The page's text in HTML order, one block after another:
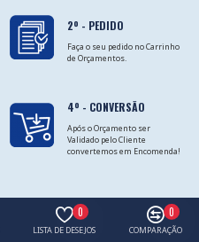
2º - PEDIDO
Faça o seu pedido no Carrinho
de Orçamentos.
4º - CONVERSÃO
Após o Orçamento ser
Validado pelo Cliente
convertemos em Encomenda!
LISTA DE DESEJOS
0
COMPARAÇÃO
0